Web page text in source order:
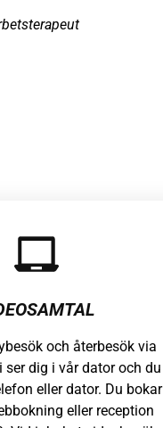
och återbesök via
ser dig i vår dator och du
eller dator. Du bokar
eller reception